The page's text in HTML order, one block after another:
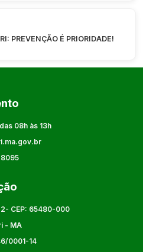
PREVENÇÃO É PRIORIDADE!
08h às 13h
- CEP: 65480-000
- MA
0001-14